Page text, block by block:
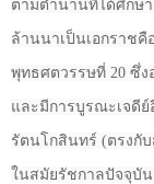
ตามตำนานที่ได้ศึกษ
ล้านนาเป็นเอกราชคื
พุทธศตวรรษที่ 20 ซึ่ง
และมีการบูรณะเจดี
รัตนโกสินทร์ (ตรงกั
ในสมัยรัชกาลปัจจุบั